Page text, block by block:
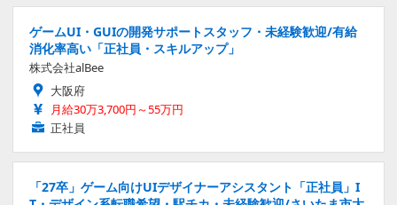
ゲームUI・GUIの開発サポートスタッフ・未経験歓迎/有給
消化率高い「正社員・スキルアップ」
株式会社alBee
大阪府
月給30万3,700円～55万円
正社員
「27卒」ゲーム向けUIデザイナーアシスタント「正社員」I